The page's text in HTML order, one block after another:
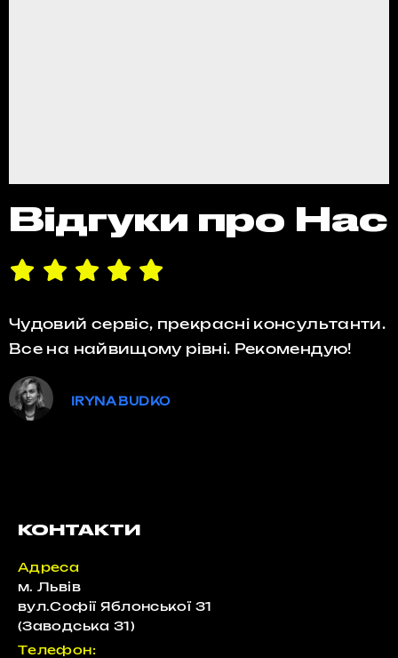
КОНТАКТИ
Адреса
м. Львів
вул.Софії Яблонської 31
(Заводська 31)
Телефон:
Відгуки про Нас
Чудовий сервіс, прекрасні консультанти.
Все на найвищому рівні. Рекомендую!
IRYNA BUDKO